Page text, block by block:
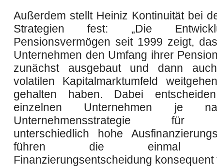
Außerdem stellt Heiniz Kontinuität bei
Strategien fest: „Die
Pensionsvermögen seit 1999 zeigt,
Unternehmen den Umfang ihrer
zunächst ausgebaut und dann
volatilen Kapitalmarktumfeld
gehalten haben. Dabei
einzelnen Unternehmen je
Unternehmensstrategie für
unterschiedlich hohe
führen die einmal
Finanzierungsentscheidung konsequent